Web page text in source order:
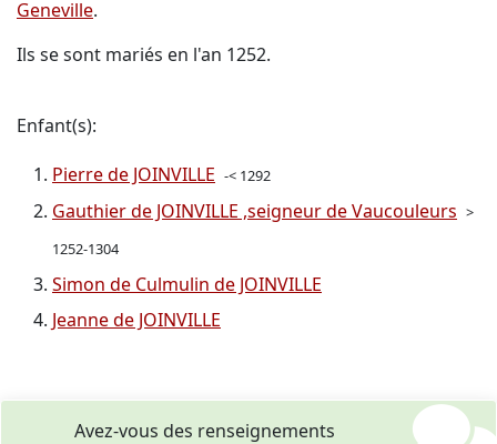
Geneville.
Ils se sont mariés en l'an 1252.
Enfant(s):
Pierre de JOINVILLE -< 1292
Gauthier de JOINVILLE ,seigneur de Vaucouleurs >
1252-1304
Simon de Culmulin de JOINVILLE
Jeanne de JOINVILLE
Avez-vous des renseignements